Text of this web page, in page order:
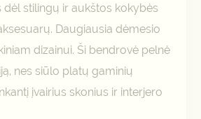
dėl stilingų ir aukštos kokybės
Daugiausia dėmesio
dizainui. Ši bendrovė pelnė
nes siūlo platų gaminių
įvairius skonius ir interjero